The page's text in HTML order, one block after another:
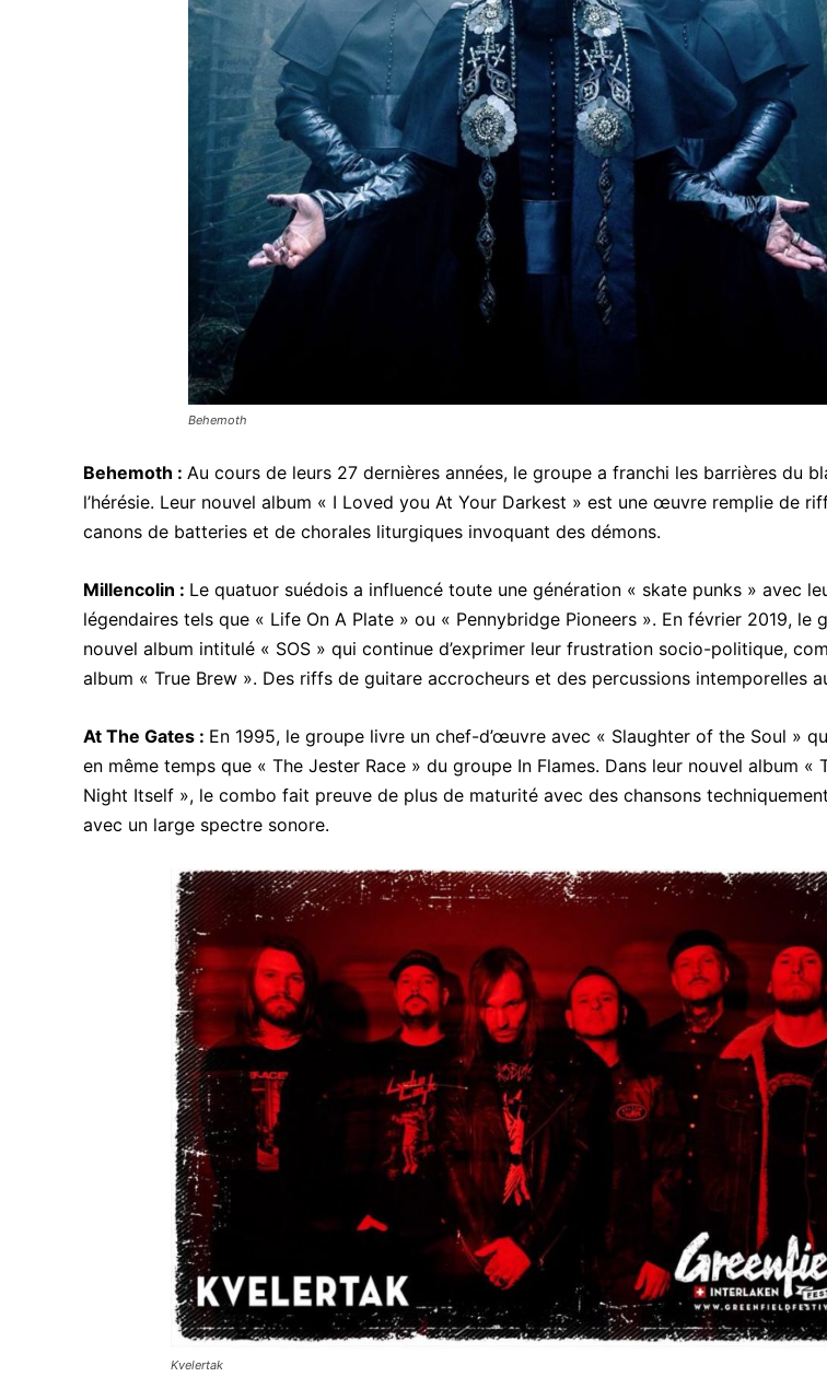
Behemoth
Behemoth : Au cours de leurs 27 dernières années, le groupe a franchi les barrières du
l’hérésie. Leur nouvel album « I Loved you At Your Darkest » est une œuvre remplie de
canons de batteries et de chorales liturgiques invoquant des démons.
Millencolin : Le quatuor suédois a influencé toute une génération « skate punks » avec
légendaires tels que « Life On A Plate » ou « Pennybridge Pioneers ». En février 2019, le
nouvel album intitulé « SOS » qui continue d’exprimer leur frustration socio-politique,
album « True Brew ». Des riffs de guitare accrocheurs et des percussions intemporelles
At The Gates : En 1995, le groupe livre un chef-d’œuvre avec « Slaughter of the Soul »
en même temps que « The Jester Race » du groupe In Flames. Dans leur nouvel album «
Night Itself », le combo fait preuve de plus de maturité avec des chansons
avec un large spectre sonore.
Kvelertak